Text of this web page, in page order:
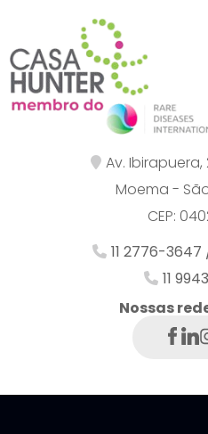
Av. Ibirapuera,
Moema -
CEP:
11 2776-3647
11
Nossas